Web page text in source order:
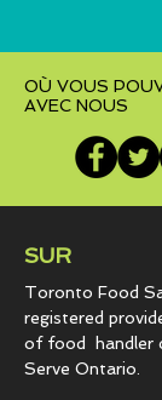
OÙ VOUS
AVEC NOUS
SUR
Toronto Food
registered
of food
handler
Serve Ontario.